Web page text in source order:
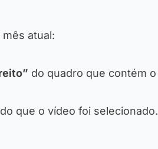
atual:
do quadro que contém o
que o vídeo foi selecionado.